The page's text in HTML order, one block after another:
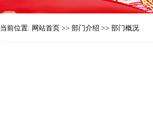
当前位置: 网站首页 >> 部门介绍 >> 部门概况